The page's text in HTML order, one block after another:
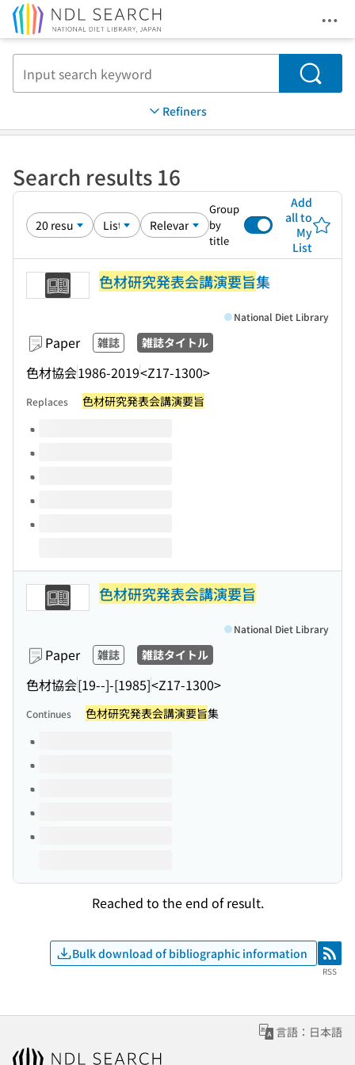
Search
Refiners
Search results 16
Group
by
title
Add
all to
My
List
色材研究発表会講演要旨集
Paper 雑誌 雑誌タイトル
色材協会1986-2019<Z17-1300>
National Diet Library
Replaces 色材研究発表会講演要旨
Volumes of this title
色材研究発表会講演要旨
Paper 雑誌 雑誌タイトル
色材協会[19--]-[1985]<Z17-1300>
National Diet Library
Continues 色材研究発表会講演要旨集
Volumes of this title
Reached to the end of result.
Bulk download of bibliographic information RSS
RSS
言語：日本語